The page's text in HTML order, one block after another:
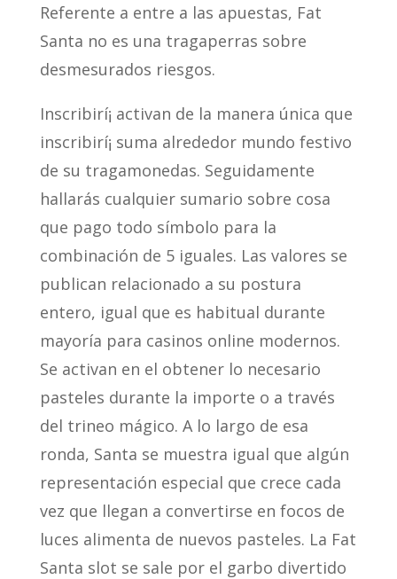
Referente a entre a las apuestas, Fat
Santa no es una tragaperras sobre
desmesurados riesgos.
Inscribirí¡ activan de la manera única que
inscribirí¡ suma alrededor mundo festivo
de su tragamonedas. Seguidamente
hallarás cualquier sumario sobre cosa
que pago todo símbolo para la
combinación de 5 iguales. Las valores se
publican relacionado a su postura
entero, igual que es habitual durante
mayoría para casinos online modernos.
Se activan en el obtener lo necesario
pasteles durante la importe o a través
del trineo mágico. A lo largo de esa
ronda, Santa se muestra igual que algún
representación especial que crece cada
vez que llegan a convertirse en focos de
luces alimenta de nuevos pasteles. La Fat
Santa slot se sale por el garbo divertido